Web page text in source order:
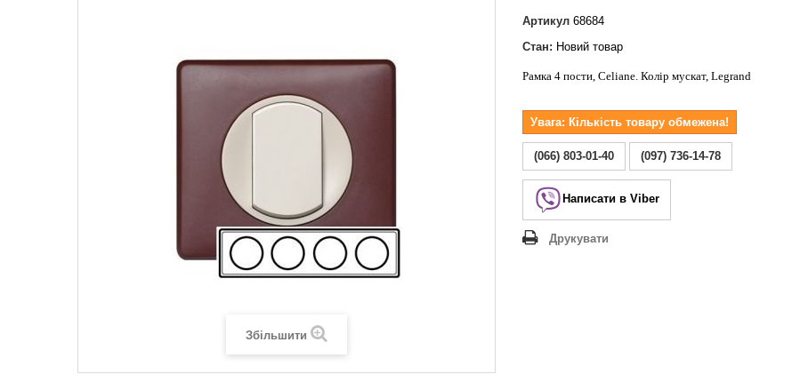
Legrand Valena Allure
Legrand Valena Classic
Legrand Valena Life
Збільшити
Артикул 68684
Стан: Новий товар
Рамка 4 пости, Celiane. Колір мускат, Legrand
Увага: Кількість товару обмежена!
(066) 803-01-40 (097) 736-14-78
Написати в Viber
Друкувати